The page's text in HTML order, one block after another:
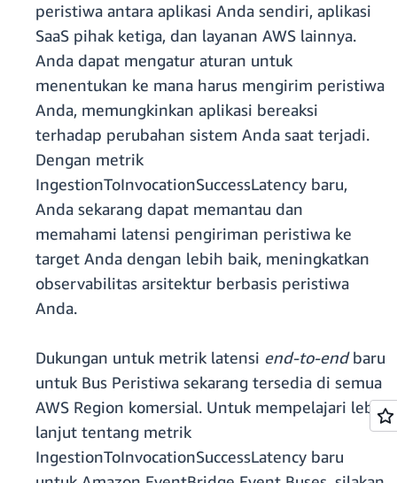
peristiwa antara aplikasi Anda sendiri, aplikasi
SaaS pihak ketiga, dan layanan AWS lainnya.
Anda dapat mengatur aturan untuk
menentukan ke mana harus mengirim peristiwa
Anda, memungkinkan aplikasi bereaksi
terhadap perubahan sistem Anda saat terjadi.
Dengan metrik
IngestionToInvocationSuccessLatency baru,
Anda sekarang dapat memantau dan
memahami latensi pengiriman peristiwa ke
target Anda dengan lebih baik, meningkatkan
observabilitas arsitektur berbasis peristiwa
Anda.
Dukungan untuk metrik latensi end-to-endbaru
untuk Bus Peristiwa sekarang tersedia di semua
AWS Region komersial. Untuk mempelajari lebih
lanjut tentang metrik
IngestionToInvocationSuccessLatency baru